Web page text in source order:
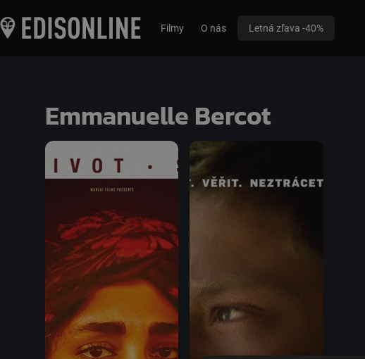
Filmy O nás Letná zľava -40%
Emmanuelle Bercot